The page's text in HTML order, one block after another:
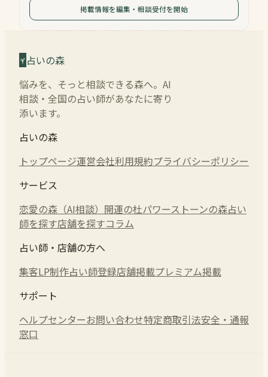
掲載情報を編集・相談受付を開始
占いの森
悩みを、そっと相談できる森へ。AI
相談・全国の占い師があなたに寄り
添います。
占いの森
トップページ運営会社利用規約プライバシーポリシー
サービス
恋愛の森（AI相談） 開運の杜パワーストーンの森占い
師を探す店舗を探すコラム
占い師・店舗の方へ
集客LP制作占い師登録店舗掲載プレミアム掲載
サポート
ヘルプセンターお問い合わせ特定商取引法安全・通報
窓口